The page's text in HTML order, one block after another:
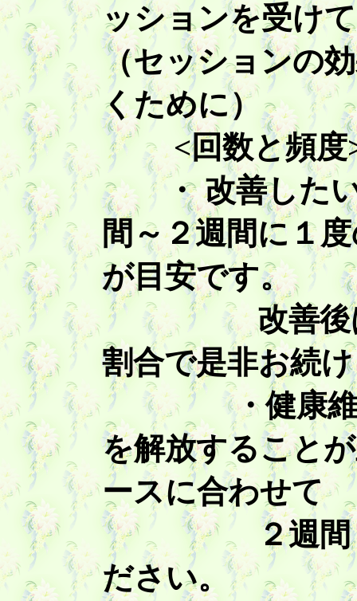
ッションを受け
（セッションの
くために）
<回数と頻度
・ 改善したい
間～２週間に１
が目安です。
改善後は２
割合で是非お続
・健康維持の
を解放すること
ースに合わせて
２週間～１
ださい。